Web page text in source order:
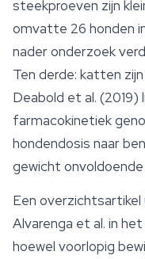
steekproeven zijn
omvatte 26 honden
nader onderzoek
Ten derde: katten
Deabold et al.
farmacokinetiek
hondendosis naar
gewicht
Een
Alvarenga et al. in
hoewel voorlopig